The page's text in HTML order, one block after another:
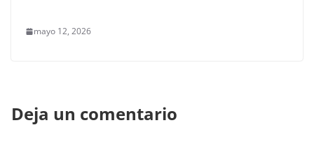
mayo 12, 2026
Deja un comentario